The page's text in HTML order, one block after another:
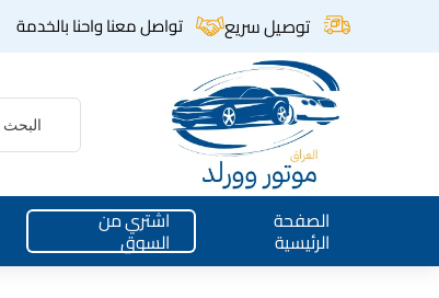
توصيل سريع تواصل معنا واحنا بالخدمة
الصفحة
الرئيسية
اشتري من
السوق